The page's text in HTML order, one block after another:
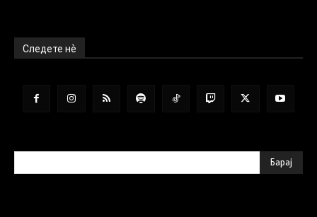
Следете нѐ
Барај